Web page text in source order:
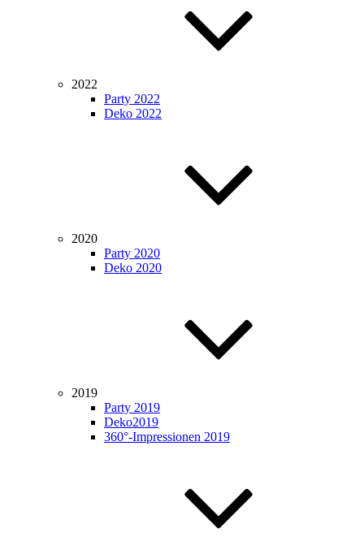
2022
Party 2022
Deko 2022
2020
Party 2020
Deko 2020
2019
Party 2019
Deko2019
360°-Impressionen 2019